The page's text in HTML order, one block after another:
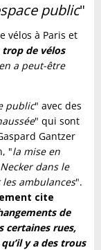
public"
vélos à Paris et
trop de vélos
a peut-être
public" avec des
" qui sont
Gantzer
"la mise en
dans le
les ambulances".
cite
de
certaines rues,
y a des trous